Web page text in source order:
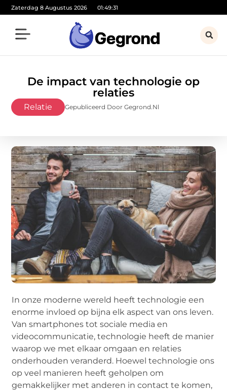
Zaterdag 8 Augustus 2026 01:49:32
De impact van technologie op
relaties
Relatie Gepubliceerd Door Gegrond.nl
In onze moderne wereld heeft technologie een
enorme invloed op bijna elk aspect van ons leven.
Van smartphones tot sociale media en
videocommunicatie, technologie heeft de manier
waarop we met elkaar omgaan en relaties
onderhouden veranderd. Hoewel technologie ons
op veel manieren heeft geholpen om
gemakkelijker met anderen in contact te komen,